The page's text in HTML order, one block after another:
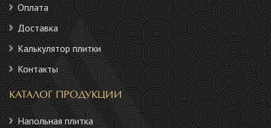
Оплата
Доставка
Калькулятор плитки
Контакты
КАТАЛОГ ПРОДУКЦИИ
Напольная плитка